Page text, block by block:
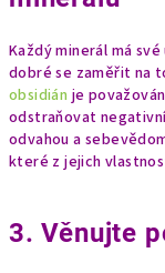
Každý minerál má
dobré se zaměřit na
obsidián je
odstraňovat
odvahou a
které z jejich
3. Věnujte